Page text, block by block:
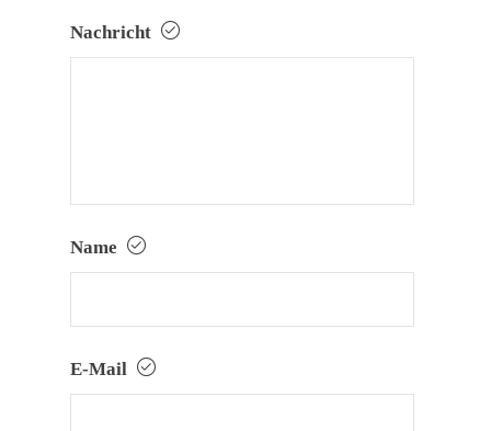
Nachricht
Name
E-Mail